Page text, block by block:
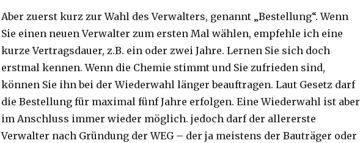
Aber zuerst kurz zur Wahl des Verwalters, genannt „Bestellung“. Wenn
Sie einen neuen Verwalter zum ersten Mal wählen, empfehle ich eine
kurze Vertragsdauer, z.B. ein oder zwei Jahre. Lernen Sie sich doch
erstmal kennen. Wenn die Chemie stimmt und Sie zufrieden sind,
können Sie ihn bei der Wiederwahl länger beauftragen. Laut Gesetz darf
die Bestellung für maximal fünf Jahre erfolgen. Eine Wiederwahl ist aber
im Anschluss immer wieder möglich. jedoch darf der allererste
Verwalter nach Gründung der WEG – der ja meistens der Bauträger oder